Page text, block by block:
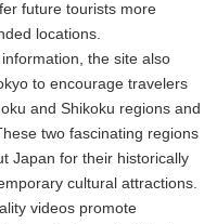
future tourists more
locations.
the site also
to encourage travelers
and Shikoku regions and
two fascinating regions
Japan for their historically
cultural attractions.
videos promote